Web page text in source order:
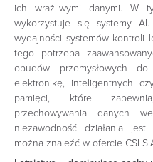
ich wrażliwymi danymi. W
wykorzystuje się systemy
wydajności systemów kontroli
tego potrzeba
obudów przemysłowych
elektronikę, inteligentnych
pamięci, które
przechowywania danych
niezawodność działania
można znaleźć w ofercie CSI